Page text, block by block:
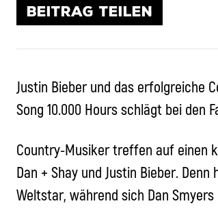
BEITRAG TEILEN
Justin Bieber und das erfolgreiche
Song 10.000 Hours schlägt bei den
Country-Musiker treffen auf einen
Dan + Shay und Justin Bieber.
Weltstar, während sich Dan